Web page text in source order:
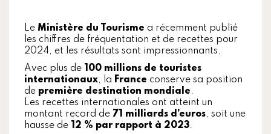
Le Ministère du Tourisme a récemment publié
les chiffres de fréquentation et de recettes pour
2024, et les résultats sont impressionnants.
Avec plus de
100 millions de touristes
internationaux, la France conserve sa position
de première destination mondiale.
Les recettes internationales ont atteint un
montant record de 71 milliards d’euros, soit une
hausse de
12 % par rapport à 2023.